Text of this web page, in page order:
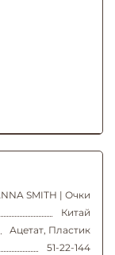
SMITH | Очки
Китай
Ацетат, Пластик
51-22-144